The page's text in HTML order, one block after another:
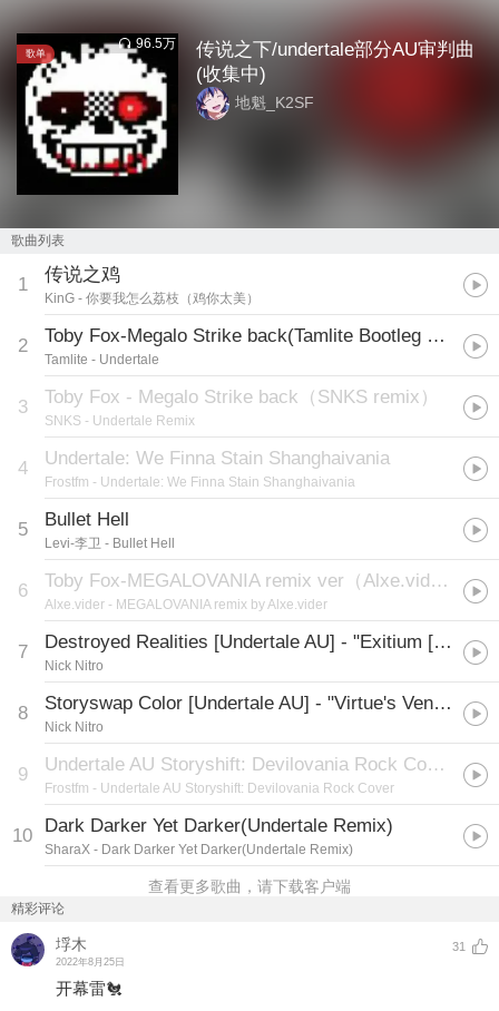
歌单
96.5万
传说之下/undertale部分AU审判曲
(收集中)
地魁_K2SF
歌曲列表
1 传说之鸡
KinG - 你要我怎么荔枝（鸡你太美）
2 Toby Fox-Megalo Strike back(Tamlite Bootleg Remix)
Tamlite - Undertale
3 Toby Fox - Megalo Strike back（SNKS remix）
SNKS - Undertale Remix
4 Undertale: We Finna Stain Shanghaivania
Frostfm - Undertale: We Finna Stain Shanghaivania
5 Bullet Hell
Levi-李卫 - Bullet Hell
6 Toby Fox-MEGALOVANIA remix ver（Alxe.vider remix）
Alxe.vider - MEGALOVANIA remix by Alxe.vider
7 Destroyed Realities [Undertale AU] - "Exitium [For The Damaged Coda]" NITRO Remix
Nick Nitro
8 Storyswap Color [Undertale AU] - "Virtue's Vengeance: The Savior's Finale" V2 NITRO Remix
Nick Nitro
9 Undertale AU Storyshift: Devilovania Rock Cover
Frostfm - Undertale AU Storyshift: Devilovania Rock Cover
10 Dark Darker Yet Darker(Undertale Remix)
SharaX - Dark Darker Yet Darker(Undertale Remix)
查看更多歌曲，请下载客户端
精彩评论
垺木
2022年8月25日
31
开幕雷🐔